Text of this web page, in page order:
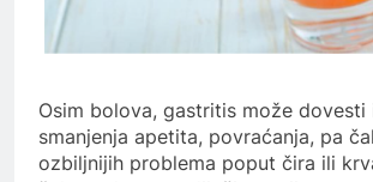
Osim bolova, gastritis može dovesti
smanjenja apetita, povraćanja, pa
ozbiljnijih problema poput čira ili